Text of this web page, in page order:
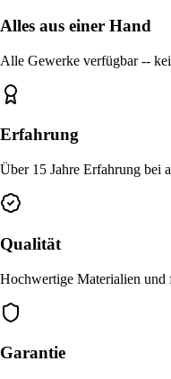
Alles aus einer Hand
Alle Gewerke verfügbar --
Erfahrung
Über 15 Jahre Erfahrung bei
Qualität
Hochwertige Materialien und
Garantie